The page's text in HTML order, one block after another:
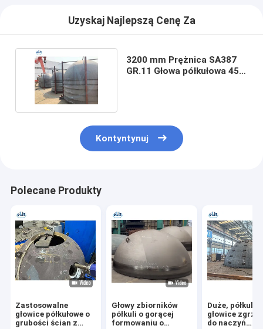
Uzyskaj Najlepszą Cenę Za
3200 mm Prężnica SA387
GR.11 Głowa półkułowa 45
Kontyntynuj
Polecane Produkty
Zastosowalne
głowice półkułowe o
grubości ścian z
Głowy zbiorników
półkuli o gorącej
formowaniu o
Duże,
głowice
do naczyń